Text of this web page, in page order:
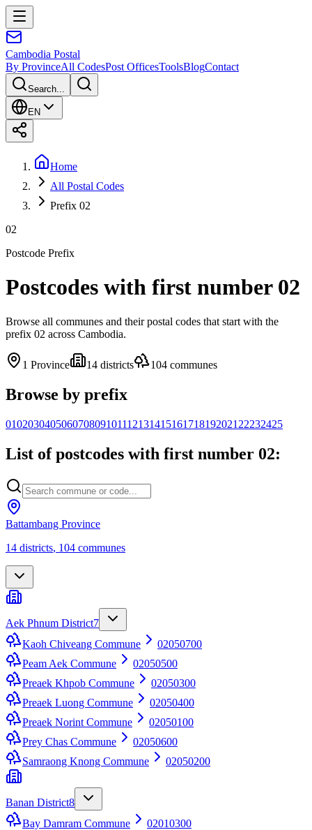
Cambodia Postal
By ProvinceAll CodesPost OfficesToolsBlogContact
Search...
EN
Home
All Postal Codes
Prefix 02
02
Postcode Prefix
Postcodes with first number 02
Browse all communes and their postal codes that start with the
prefix 02 across Cambodia.
1 Province 14 districts 104 communes
Browse by prefix
010203040506070809101112131415161718192021 22232425
List of postcodes with first number 02:
Battambang Province
14 districts, 104 communes
Aek Phnum District7
Kaoh Chiveang Commune
02050700
Peam Aek Commune
02050500
Preaek Khpob Commune
02050300
Preaek Luong Commune
02050400
Preaek Norint Commune
02050100
Prey Chas Commune
02050600
Samraong Knong Commune
02050200
Banan District8
Bay Damram Commune
02010300